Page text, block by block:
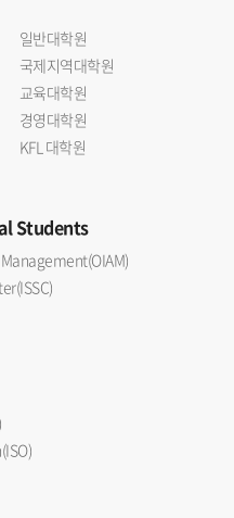
일반대학원
국제지역대학원
교육대학원
경영대학원
KFL 대학원
Students